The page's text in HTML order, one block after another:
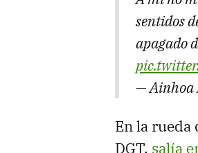
sentidos
apagado
— Ainhoa
En la rueda
DGT, salía